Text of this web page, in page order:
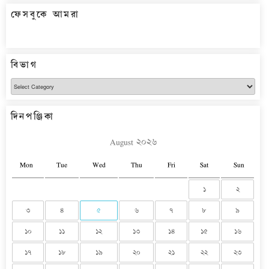
ফেসবুকে আমরা
বিভাগ
বিভাগ
দিনপঞ্জিকা
August ২০২৬
Mon Tue Wed Thu Fri Sat Sun
১ ২
৩ ৪ ৫ ৬ ৭ ৮ ৯
১০ ১১ ১২ ১৩ ১৪ ১৫ ১৬
১৭ ১৮ ১৯ ২০ ২১ ২২ ২৩